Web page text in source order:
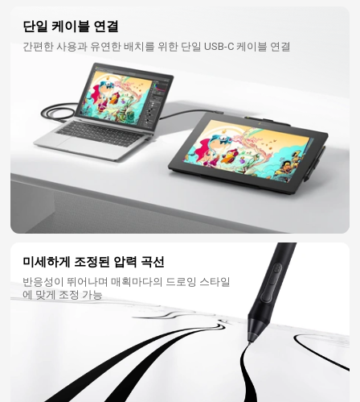
단일 케이블 연결
간편한 사용과 유연한 배치를 위한 단일 USB-C 케이블 연결
미세하게 조정된 압력 곡선
반응성이 뛰어나며 매획마다의 드로잉 스타일
에 맞게 조정 가능